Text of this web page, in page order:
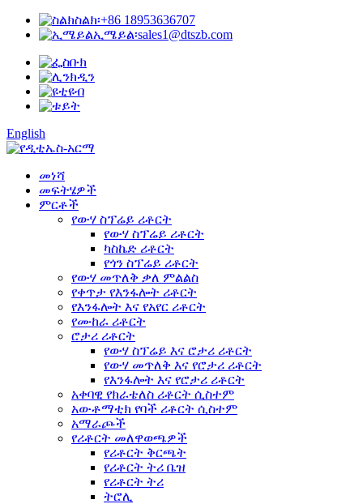
ስልክ፡+86 18953636707
ኢሜይል፡sales1@dtszb.com
English
መነሻ
መፍትሄዎች
ምርቶች
የውሃ ስፕሬይ ሪቶርት
የውሃ ስፕሬይ ሪቶርት
ካስኬድ ሪቶርት
የጎን ስፕሬይ ሪቶርት
የውሃ መጥለቅ ቃለ ምልልስ
የቀጥታ የእንፋሎት ሪቶርት
የእንፋሎት እና የአየር ሪቶርት
የሙከራ ሪቶርት
ሮታሪ ሪቶርት
የውሃ ስፕሬይ እና ሮታሪ ሪቶርት
የውሃ መጥለቅ እና የሮታሪ ሪቶርት
የእንፋሎት እና የሮታሪ ሪቶርት
አቀባዊ የክራቴለስ ሪቶርት ሲስተም
አውቶማቲክ የባች ሪቶርት ሲስተም
አማራጮች
የሪቶርት መለዋወጫዎች
የሪቶርት ቅርጫት
የሪቶርት ትሪ ቤዝ
የሪቶርት ትሪ
ትሮሊ